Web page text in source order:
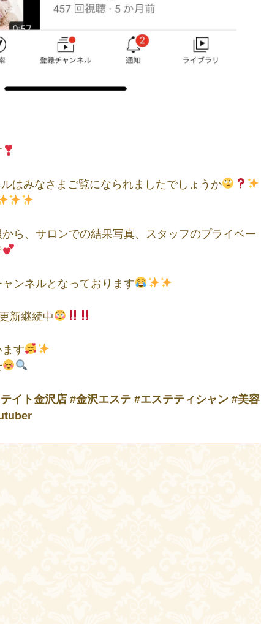
はみなさまご覧になられましたでしょうか
ら、サロンでの結果写真、スタッフのプライベー
ンネルとなっております
新継続中
す
イト金沢店 #金沢エステ #エステティシャン #美容